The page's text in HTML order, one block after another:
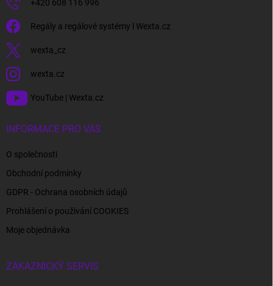
+420 608 116 996
Regály a regálové systémy l Wexta.cz
wexta_cz
wexta.cz
YouTube | Wexta.cz
INFORMACE PRO VÁS
O společnosti
Obchodní podmínky
GDPR - Ochrana osobních údajů
Prohlášení o používání COOKIES
Moje objednávka
ZÁKAZNICKÝ SERVIS